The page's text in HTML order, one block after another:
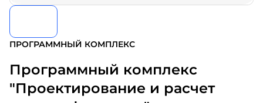
ПРОГРАММНЫЙ КОМПЛЕКС
Программный комплекс
"Проектирование и расчет